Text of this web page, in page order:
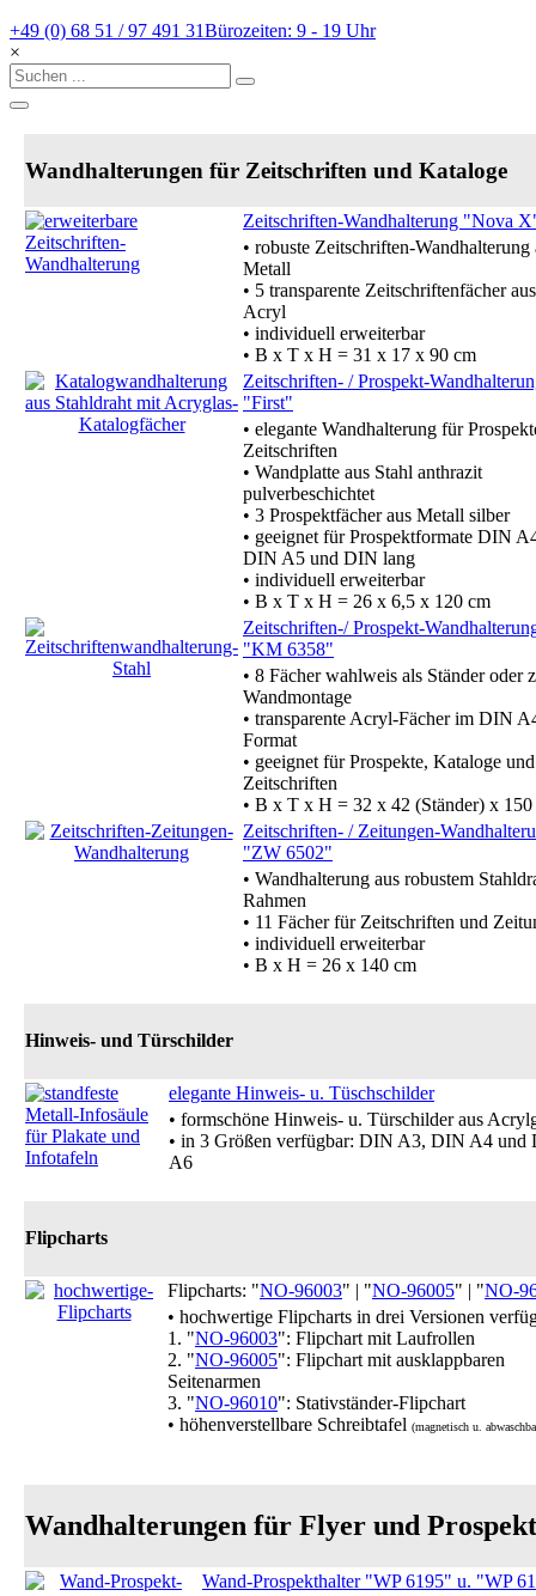
+49 (0) 68 51 / 97 491 31Bürozeiten: 9 - 19 Uhr
×
Wandhalterungen für Zeitschriften und Kataloge
Zeitschriften-Wandhalterung "Nova
• robuste Zeitschriften-Wandhalterung
Metall
• 5 transparente Zeitschriftenfächer aus
Acryl
• individuell erweiterbar
• B x T x H = 31 x 17 x 90 cm
Zeitschriften- / Prospekt-
"First"
• elegante Wandhalterung für
Zeitschriften
• Wandplatte aus Stahl anthrazit
pulverbeschichtet
• 3 Prospektfächer aus Metall silber
• geeignet für Prospektformate DIN
DIN A5 und DIN lang
• individuell erweiterbar
• B x T x H = 26 x 6,5 x 120 cm
Zeitschriften-/ Prospekt-
"KM 6358"
• 8 Fächer wahlweis als Ständer oder
Wandmontage
• transparente Acryl-Fächer im DIN
Format
• geeignet für Prospekte, Kataloge und
Zeitschriften
• B x T x H = 32 x 42 (Ständer) x 150
Zeitschriften- / Zeitungen-
"ZW 6502"
• Wandhalterung aus robustem
Rahmen
• 11 Fächer für Zeitschriften und
• individuell erweiterbar
• B x H = 26 x 140 cm
Hinweis- und Türschilder
elegante Hinweis- u. Tüschschilder
• formschöne Hinweis- u. Türschilder aus
• in 3 Größen verfügbar: DIN A3, DIN A4 und
A6
Flipcharts
Flipcharts: "NO-96003" | "NO-96005" | "NO-
• hochwertige Flipcharts in drei Versionen
1. "NO-96003": Flipchart mit Laufrollen
2. "NO-96005": Flipchart mit ausklappbaren
Seitenarmen
3. "NO-96010": Stativständer-Flipchart
• höhenverstellbare Schreibtafel (magnetisch u.
Wandhalterungen für Flyer und
Wand-Prospekthalter "WP 6195" u. "WP